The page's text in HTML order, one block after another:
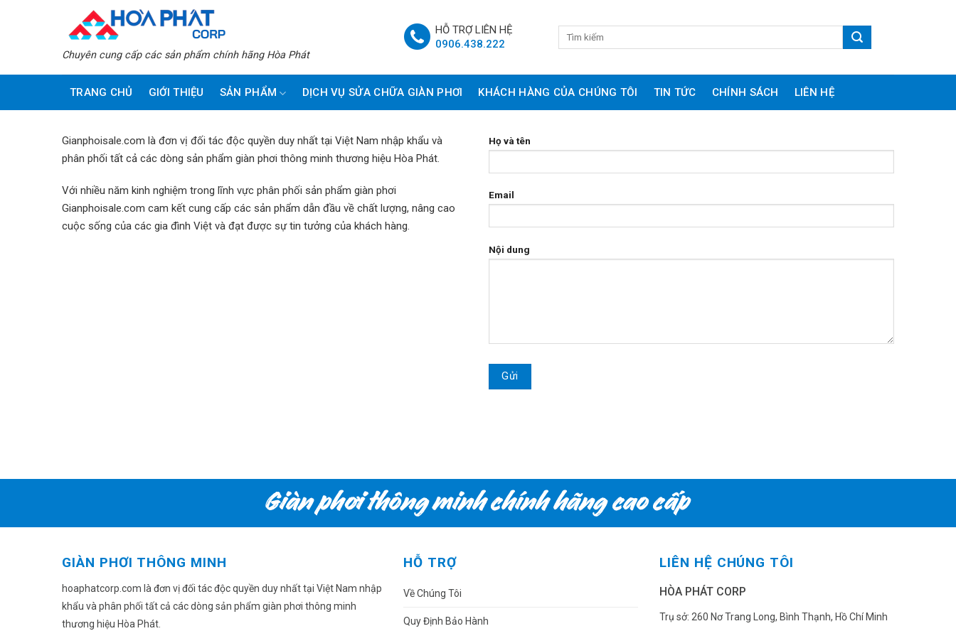
Chuyên cung cấp các sản phẩm chính hãng Hòa Phát
HỖ TRỢ LIÊN HỆ
0906.438.222
TRANG CHỦ GIỚI THIỆU SẢN PHẨM DỊCH VỤ SỬA CHỮA GIÀN PHƠI KHÁCH HÀNG CỦA CHÚNG TÔI TIN TỨC CHÍNH SÁCH LIÊN HỆ
Gianphoisale.com là đơn vị đối tác độc quyền duy nhất tại Việt Nam nhập khẩu và
phân phối tất cả các dòng sản phẩm giàn phơi thông minh thương hiệu Hòa Phát.
Với nhiều năm kinh nghiệm trong lĩnh vực phân phối sản phẩm giàn phơi
Gianphoisale.com cam kết cung cấp các sản phẩm dẫn đầu về chất lượng, nâng cao
cuộc sống của các gia đình Việt và đạt được sự tin tưởng của khách hàng.
Họ và tên
Email
Nội dung
GIÀN PHƠI THÔNG MINH
hoaphatcorp.com là đơn vị đối tác độc quyền duy nhất tại Việt Nam nhập
khẩu và phân phối tất cả các dòng sản phẩm giàn phơi thông minh
thương hiệu Hòa Phát.
HỖ TRỢ
Về Chúng Tôi
Quy Định Bảo Hành
LIÊN HỆ CHÚNG TÔI
HÒA PHÁT CORP
Trụ sở: 260 Nơ Trang Long, Bình Thạnh, Hồ Chí Minh